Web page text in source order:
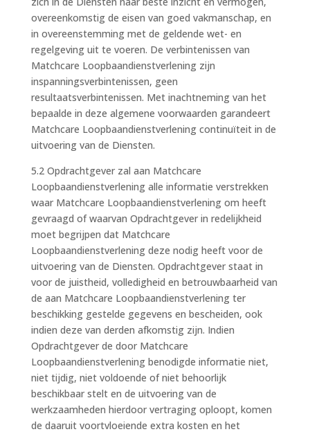
overeenkomstig de eisen van goed vakmanschap, en
in overeenstemming met de geldende wet- en
regelgeving uit te voeren. De verbintenissen van
Matchcare Loopbaandienstverlening zijn
inspanningsverbintenissen, geen
resultaatsverbintenissen. Met inachtneming van het
bepaalde in deze algemene voorwaarden garandeert
Matchcare Loopbaandienstverlening continuïteit in de
uitvoering van de Diensten.
5.2 Opdrachtgever zal aan Matchcare
Loopbaandienstverlening alle informatie verstrekken
waar Matchcare Loopbaandienstverlening om heeft
gevraagd of waarvan Opdrachtgever in redelijkheid
moet begrijpen dat Matchcare
Loopbaandienstverlening deze nodig heeft voor de
uitvoering van de Diensten. Opdrachtgever staat in
voor de juistheid, volledigheid en betrouwbaarheid van
de aan Matchcare Loopbaandienstverlening ter
beschikking gestelde gegevens en bescheiden, ook
indien deze van derden afkomstig zijn. Indien
Opdrachtgever de door Matchcare
Loopbaandienstverlening benodigde informatie niet,
niet tijdig, niet voldoende of niet behoorlijk
beschikbaar stelt en de uitvoering van de
werkzaamheden hierdoor vertraging oploopt, komen
de daaruit voortvloeiende extra kosten en het